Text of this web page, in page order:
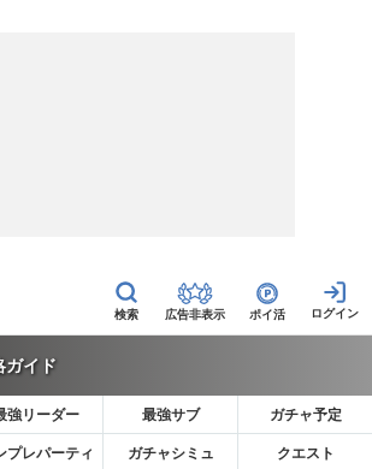
広告非表示 ポイ活
ガイド
強リーダー 最強サブ ガチャ予定
プレパーティ ガチャシミュ クエスト